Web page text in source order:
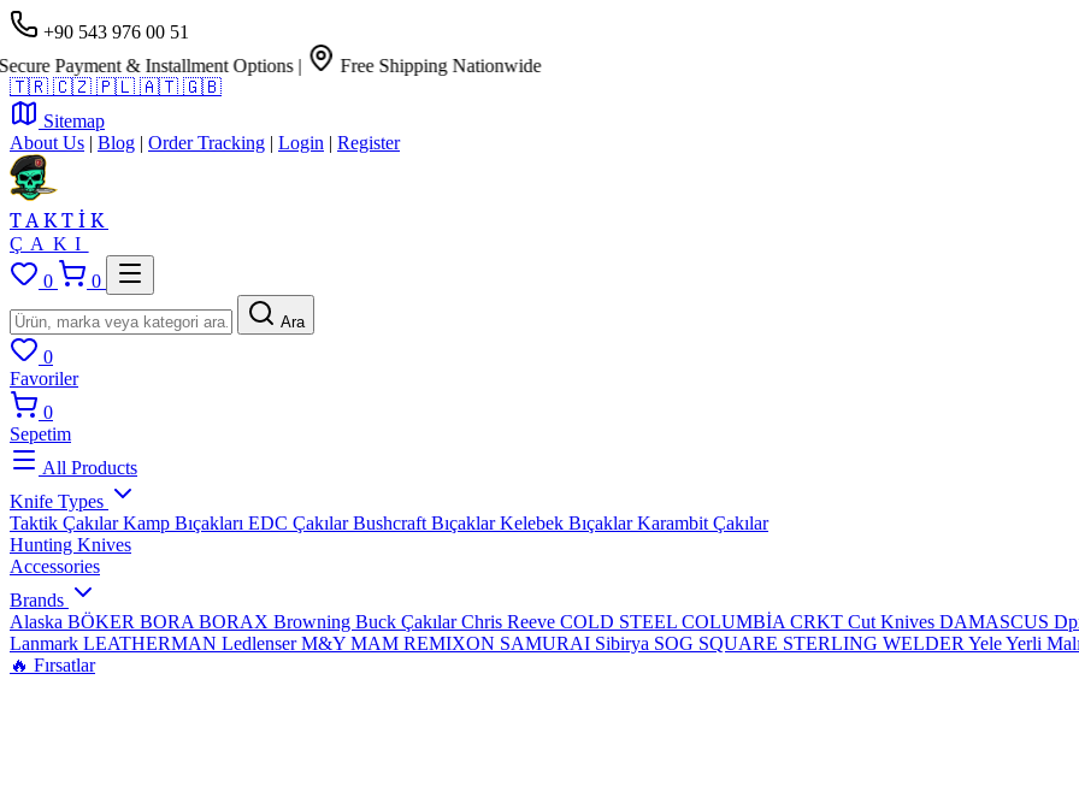
+90 543 976 00 51
Payment & Installment Options |
Free Shipping Nationwide
🇹🇷 🇨🇿 🇵🇱 🇦🇹 🇬🇧
Sitemap
About Us | Blog | Order Tracking | Login | Register
TAKTİK
ÇAKI
0
0
Ara
0
Favoriler
0
Sepetim
All Products
Knife Types
Taktik ÇakılarKamp Bıçakları EDC ÇakılarBushcraft BıçaklarKelebek BıçaklarKarambit Çakılar
Hunting Knives
Accessories
Brands
Alaska BÖKER BORA BORAX Browning Buck ÇakılarChris Reeve COLD STEEL COLUMBİA CRKT Cut Knives DAMASCUS
Lanmark LEATHERMAN LedlenserM&Y MAM REMIXON SAMURAI Sibirya SOG SQUARE STERLING WELDER YeleYerli
🔥 Fırsatlar